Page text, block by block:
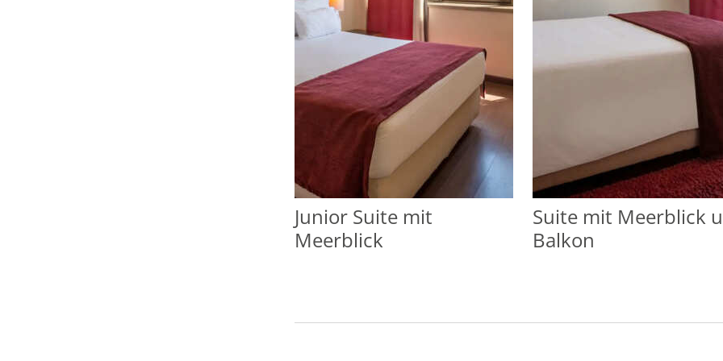
Junior Suite mit
Meerblick
Suite mit Meerblick
Balkon